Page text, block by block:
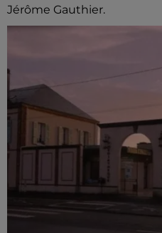
Jérôme Gauthier.